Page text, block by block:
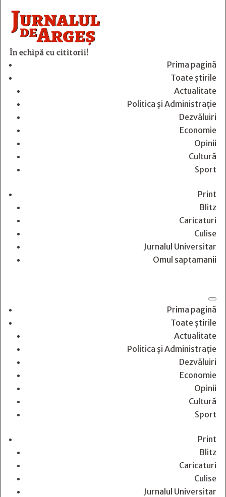
În echipă cu cititorii!
Prima pagină
Toate știrile
Actualitate
Politica și Administrație
Dezvăluiri
Economie
Opinii
Cultură
Sport
Print
Blitz
Caricaturi
Culise
Jurnalul Universitar
Omul saptamanii
Prima pagină
Toate știrile
Actualitate
Politica și Administrație
Dezvăluiri
Economie
Opinii
Cultură
Sport
Print
Blitz
Caricaturi
Culise
Jurnalul Universitar